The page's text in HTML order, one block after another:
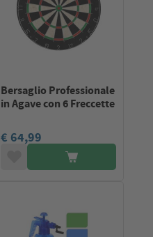
Bersaglio Professionale
in Agave con 6 Freccette
€ 64,99